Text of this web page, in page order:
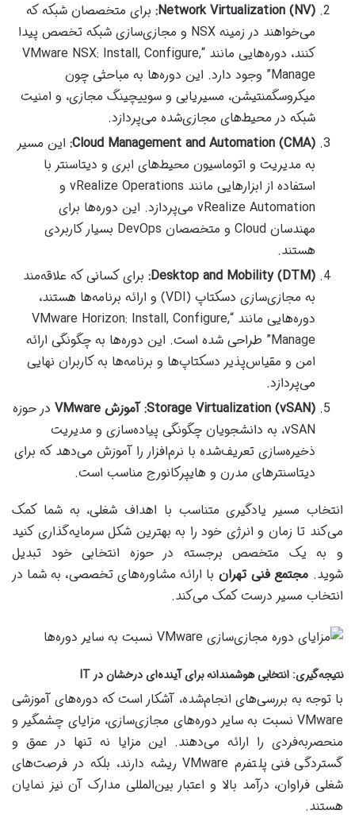
Network Virtualization (NV): برای متخصصان شبکه که
می‌خواهند در زمینه NSX و مجازی‌سازی شبکه تخصص پیدا
کنند، دوره‌هایی مانند “VMware NSX: Install, Configure,
Manage” وجود دارد. این دوره‌ها به مباحثی چون
میکروسگمنتیشن، مسیریابی و سوییچینگ مجازی، و امنیت
شبکه در محیط‌های مجازی‌شده می‌پردازد.
Cloud Management and Automation (CMA): این مسیر
به مدیریت و اتوماسیون محیط‌های ابری و دیتاسنتر با
استفاده از ابزارهایی مانند vRealize Operations و
vRealize Automation می‌پردازد. این دوره‌ها برای
مهندسان Cloud و متخصصان DevOps بسیار کاربردی
هستند.
Desktop and Mobility (DTM): برای کسانی که علاقه‌مند
به مجازی‌سازی دسکتاپ (VDI) و ارائه برنامه‌ها هستند،
دوره‌هایی مانند “VMware Horizon: Install, Configure,
Manage” طراحی شده است. این دوره‌ها به چگونگی ارائه
امن و مقیاس‌پذیر دسکتاپ‌ها و برنامه‌ها به کاربران نهایی
می‌پردازد.
Storage Virtualization (vSAN): آموزش VMware
در حوزه
vSAN، به دانشجویان چگونگی پیاده‌سازی و مدیریت
ذخیره‌سازی تعریف‌شده با نرم‌افزار را آموزش می‌دهد که برای
دیتاسنترهای مدرن و هایپرکانورج مناسب است.
انتخاب مسیر یادگیری متناسب با اهداف شغلی، به شما کمک
می‌کند تا زمان و انرژی خود را به بهترین شکل سرمایه‌گذاری کنید
و به یک متخصص برجسته در حوزه انتخابی خود تبدیل
شوید. مجتمع فنی تهران با ارائه مشاوره‌های تخصصی، به شما در
انتخاب مسیر درست کمک می‌کند.
نتیجه‌گیری: انتخابی هوشمندانه برای آینده‌ای درخشان در IT
با توجه به بررسی‌های انجام‌شده، آشکار است که دوره‌های آموزشی
VMware نسبت به سایر دوره‌های مجازی‌سازی، مزایای چشمگیر و
منحصربه‌فردی را ارائه می‌دهند. این مزایا نه تنها در عمق و
گستردگی فنی پلتفرم VMware ریشه دارند، بلکه در فرصت‌های
شغلی فراوان، درآمد بالا و اعتبار بین‌المللی مدارک آن نیز نمایان
هستند.